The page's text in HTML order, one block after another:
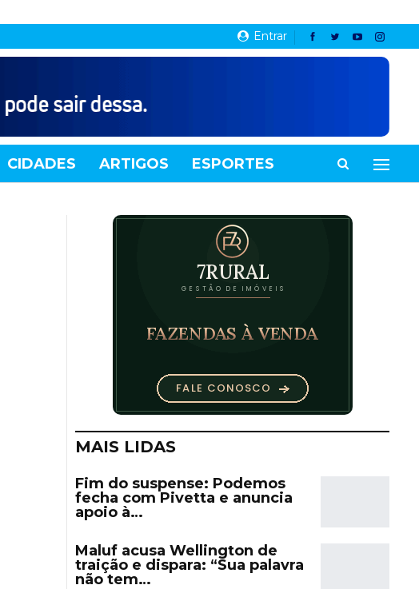
Entrar
CIDADES ARTIGOS ESPORTES
MAIS LIDAS
Fim do suspense: Podemos
fecha com Pivetta e anuncia
apoio à…
Maluf acusa Wellington de
traição e dispara: “Sua palavra
não tem…